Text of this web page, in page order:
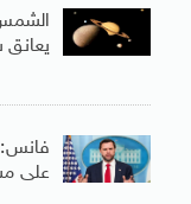
يعانق
على